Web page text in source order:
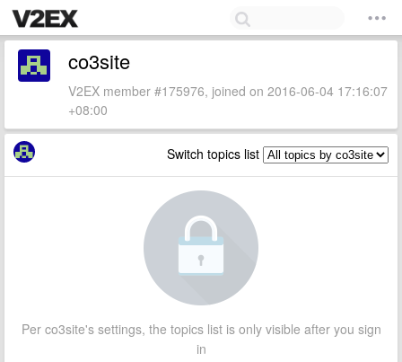
co3site
V2EX member #175976, joined on 2016-06-04 17:16:07
+08:00
Switch topics list
Per co3site's settings, the topics list is only visible after you sign
in